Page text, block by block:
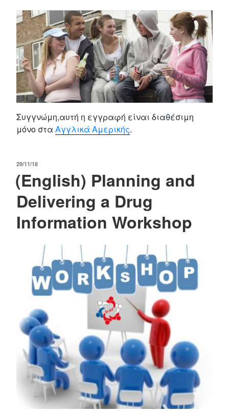
Συγγνώμη,αυτή η εγγραφή είναι διαθέσιμη
μόνο στα Αγγλικά Αμερικής.
POSTED
29/11/18
(English) Planning and
Delivering a Drug
Information Workshop